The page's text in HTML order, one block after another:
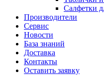
Салфетки
Производители
Сервис
Новости
База знаний
Доставка
Контакты
Оставить заявку